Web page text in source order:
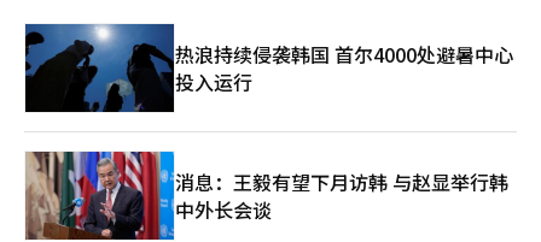
其受益是领导者的道路。《道德经》则提到“大国者下流”，意指
大国应当谦卑，使万物汇聚。国家治理亦是如此。应当建立法律，
但也要关注国家的未来，遵循原则的同时也要展望未来。 现在的
韩国正处于一个重要的十字路口。超越房时赫个人的有罪或无罪，
我们在问：我们将如何保护国家资产，如何实现正义？BTS的完整
回归不仅仅是一次回归，它是K-pop的回归，也是K剧、K电影、K
食品和K防务等整个K系列再次走向世界中心的起点。 在法庭上，
罪行应当争辩到底。然而，拘留并不一定意味着正义。现在所需的
不是表面上的强硬，而是冷静的法律理性和成熟的国家判断。这不
仅是一个人的问题，而是韩国如何处理自身未来的问题。 法律的
热浪持续侵袭韩国 首尔4000处避暑中心
投入运行
消息：王毅有望下月访韩 与赵显举行韩
中外长会谈